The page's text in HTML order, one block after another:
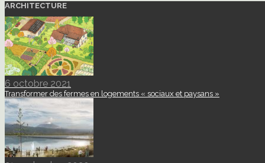
ARCHITECTURE
6 octobre 2021
Transformer des fermes en logements « sociaux et paysans »